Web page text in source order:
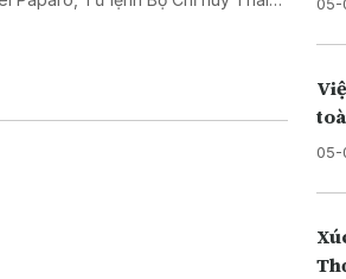
05-